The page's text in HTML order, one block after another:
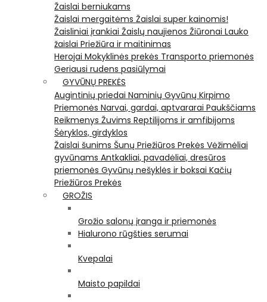
Žaislai berniukams
Žaislai mergaitėms Žaislai super kainomis!
Žaisliniai įrankiai Žaislų naujienos Žiūronai Lauko
žaislai Priežiūra ir maitinimas
Herojai Mokyklinės prekės Transporto priemonės
Geriausi rudens pasiūlymai
GYVŪNŲ PREKĖS
Augintinių priedai Naminių Gyvūnų Kirpimo
Priemonės Narvai, gardai, aptvararai Paukščiams
Reikmenys Žuvims Reptilijoms ir amfibijoms
Šėryklos, girdyklos
Žaislai šunims Šunų Priežiūros Prekės Vėžimėliai
gyvūnams Antkakliai, pavadėliai, dresūros
priemonės Gyvūnų nešyklės ir boksai Kačių
Priežiūros Prekės
GROŽIS
Grožio salonų įranga ir priemonės
Hialurono rūgšties serumai
Kvepalai
Maisto papildai